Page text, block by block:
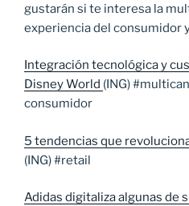
gustarán si te interesa la
experiencia del consumidor
Integración tecnológica y
Disney World (ING)
consumidor
5 tendencias que
(ING) #retail
Adidas digitaliza algunas de